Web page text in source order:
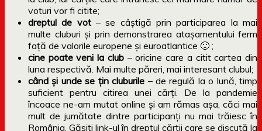
voturi vor fi citite;
dreptul de vot– se câștigă prin participarea la mai
multe cluburi și prin demonstrarea atașamentului ferm
față de valorile europene și euroatlantice 🙂 ;
cine poate veni la club– oricine care a citit cartea din
luna respectivă. Mai multe păreri, mai interesant clubul;
când și unde se țin cluburile – de regulă la o lună, timp
suficient pentru citirea unei cărți. De la pandemie
încoace ne-am mutat online și am rămas așa, căci mai
mult de jumătate dintre participanți nu mai trăiesc în
România. Găsiți link-ul în dreptul cărții care se discută la